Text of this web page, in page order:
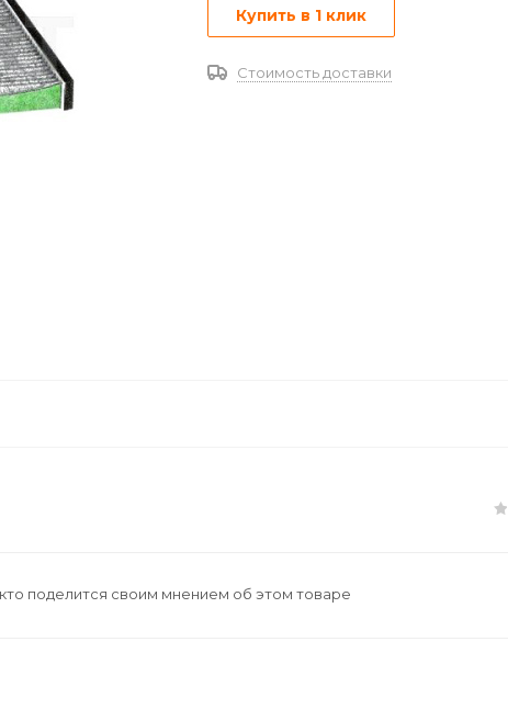
Купить в 1 клик
Стоимость доставки
поделится своим мнением об этом товаре